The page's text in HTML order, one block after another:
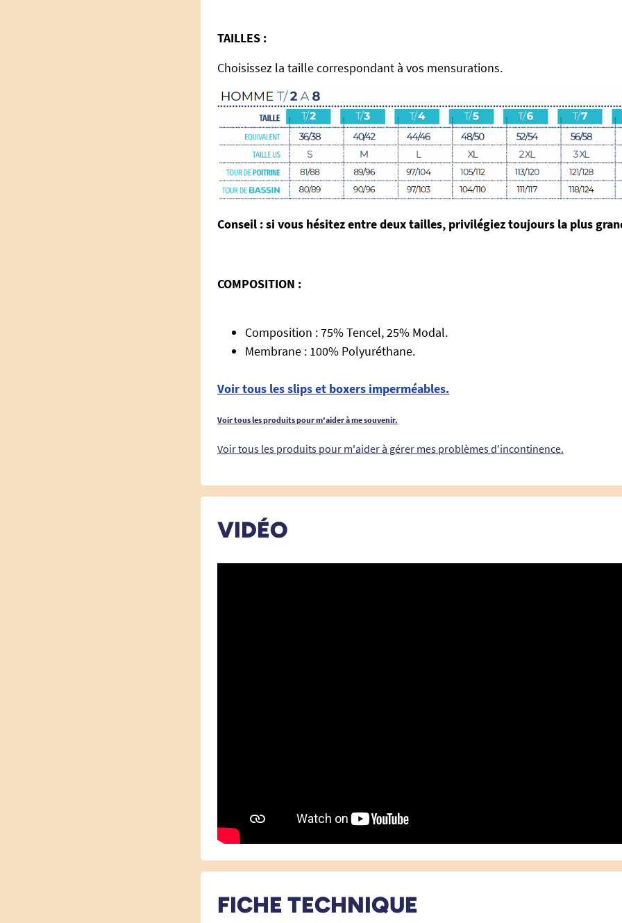
TAILLES :
Choisissez la taille correspondant à vos mensurations.
Conseil : si vous hésitez entre deux tailles, privilégiez toujours la plus
COMPOSITION :
Composition : 75% Tencel, 25% Modal.
Membrane : 100% Polyuréthane.
Voir tous les slips et boxers imperméables.
Voir tous les produits pour m'aider à me souvenir.
Voir tous les produits pour m'aider à gérer mes problèmes d'incontinence.
VIDÉO
FICHE TECHNIQUE